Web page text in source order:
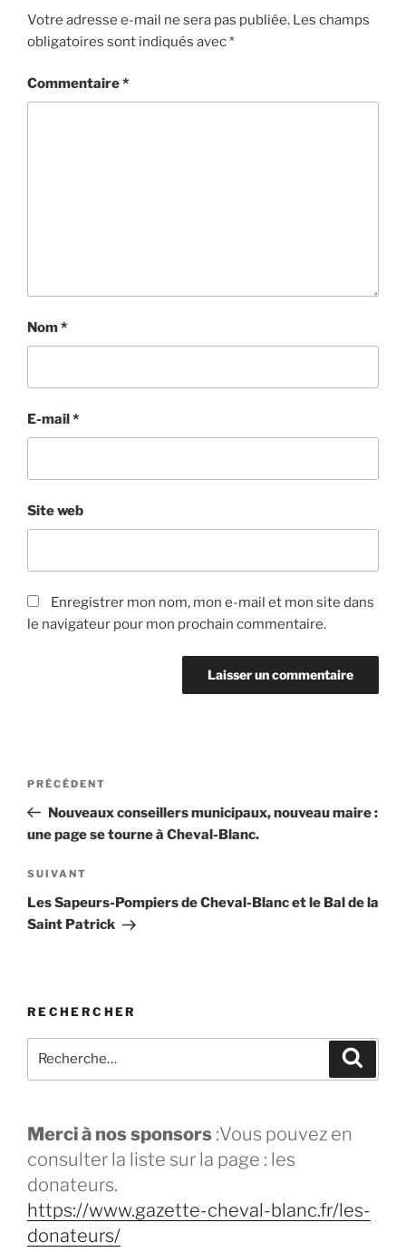
Votre adresse e-mail ne sera pas publiée. Les champs
obligatoires sont indiqués avec*
Commentaire*
Nom*
E-mail*
Site web
Enregistrer mon nom, mon e-mail et mon site dans
le navigateur pour mon prochain commentaire.
PRÉCÉDENT
Nouveaux conseillers municipaux, nouveau maire :
une page se tourne à Cheval-Blanc.
SUIVANT
Les Sapeurs-Pompiers de Cheval-Blanc et le Bal de la
Saint Patrick
RECHERCHER
Merci à nos sponsors :Vous pouvez en
consulter la liste sur la page : les
donateurs.
https://www.gazette-cheval-blanc.fr/les-
donateurs/